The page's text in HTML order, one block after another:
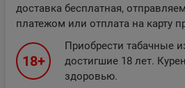
доставка бесплатная,
платежом или отплата на карту
18+
Приобрести табачные
достигшие 18 лет.
здоровью.